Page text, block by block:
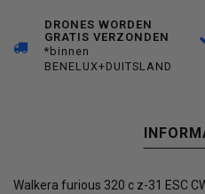
DRONES WORDEN
GRATIS VERZONDEN
*binnen
BENELUX+DUITSLAND
Walkera furious 320 c z-31 ESC